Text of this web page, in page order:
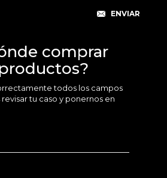
comprar
todos los campos
tu caso y ponernos en